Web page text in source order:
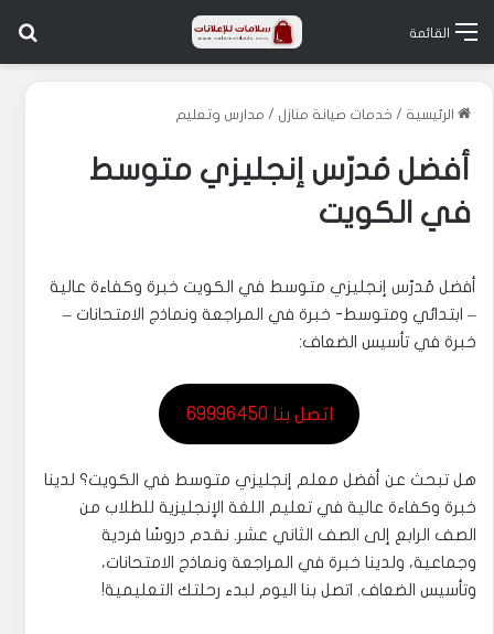
القائمة
الرئيسية / خدمات صيانة منازل / مدارس وتعليم
أفضل مُدرّس إنجليزي متوسط
في الكويت
أفضل مُدرّس إنجليزي متوسط في الكويت خبرة وكفاءة عالية
– ابتدائي ومتوسط- خبرة في المراجعة ونماذج الامتحانات –
خبرة في تأسيس الضعاف:
اتصل بنا 69996450
هل تبحث عن أفضل معلم إنجليزي متوسط في الكويت؟ لدينا
خبرة وكفاءة عالية في تعليم اللغة الإنجليزية للطلاب من
الصف الرابع إلى الصف الثاني عشر. نقدم دروسًا فردية
وجماعية، ولدينا خبرة في المراجعة ونماذج الامتحانات،
وتأسيس الضعاف. اتصل بنا اليوم لبدء رحلتك التعليمية!